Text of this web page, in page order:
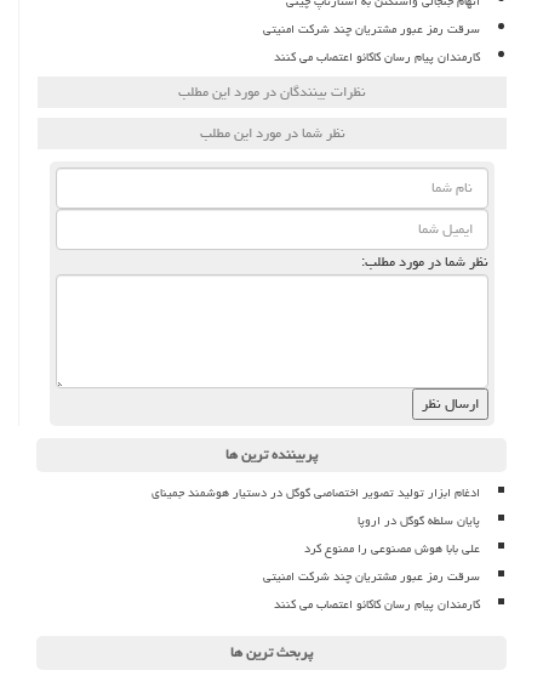
سرقت رمز عبور مشتریان چند شرکت امنیتی
کارمندان پیام رسان کاکائو اعتصاب می کنند
نظرات بینندگان در مورد این مطلب
نظر شما در مورد این مطلب
نظر شما در مورد مطلب:
پربیننده ترین ها
ادغام ابزار تولید تصویر اختصاصی گوگل در دستیار هوشمند جمینای
پایان سلطه گوگل در اروپا
علی بابا هوش مصنوعی را ممنوع کرد
سرقت رمز عبور مشتریان چند شرکت امنیتی
کارمندان پیام رسان کاکائو اعتصاب می کنند
پربحث ترین ها